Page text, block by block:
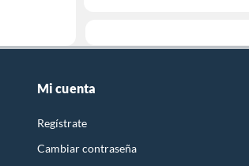
Mi cuenta
Regístrate
Cambiar contraseña